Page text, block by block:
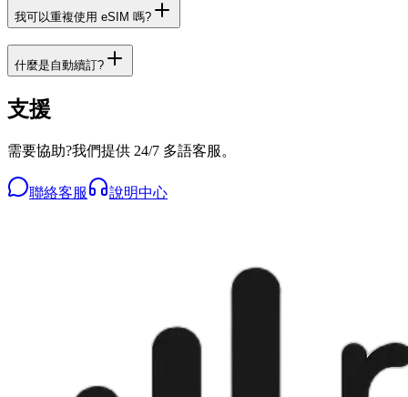
我可以重複使用 eSIM 嗎?
什麼是自動續訂?
支援
需要協助?我們提供 24/7 多語客服。
聯絡客服 說明中心